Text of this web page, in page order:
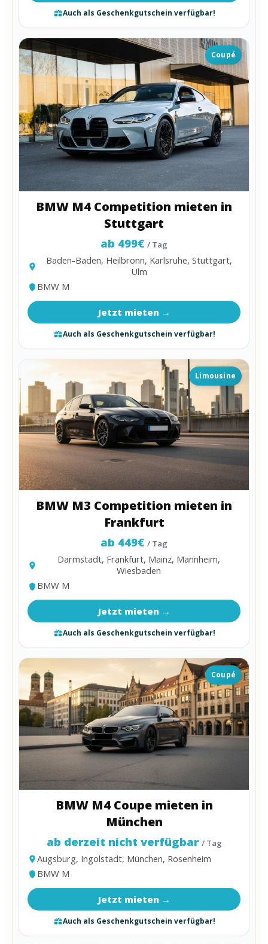
Auch als Geschenkgutschein verfügbar!
Coupé
BMW M4 Competition mieten in
Stuttgart
ab 499€ / Tag
Baden-Baden, Heilbronn, Karlsruhe, Stuttgart,
Ulm
BMW M
Jetzt mieten →
Auch als Geschenkgutschein verfügbar!
Limousine
BMW M3 Competition mieten in
Frankfurt
ab 449€ / Tag
Darmstadt, Frankfurt, Mainz, Mannheim,
Wiesbaden
BMW M
Jetzt mieten →
Auch als Geschenkgutschein verfügbar!
Coupé
BMW M4 Coupe mieten in
München
ab derzeit nicht verfügbar / Tag
Augsburg, Ingolstadt, München, Rosenheim
BMW M
Jetzt mieten →
Auch als Geschenkgutschein verfügbar!